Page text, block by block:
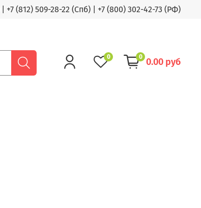
+7 (812) 509-28-22 (Спб) +7 (800) 302-42-73 (РФ)
0 0 0.00 руб